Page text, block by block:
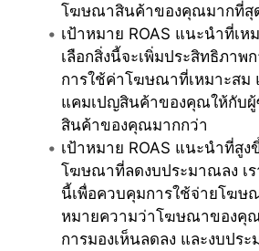
โฆษณาสินค้าของคุณมากที่สุ
เป้าหมาย ROAS แนะนำที่เห
เลือกสิ่งนี้จะเพิ่มประสิทธิภาพ
การใช้ค่าโฆษณาที่เหมาะสม
แคมเปญสินค้าของคุณให้กับ
สินค้าของคุณมากกว่า
เป้าหมาย ROAS แนะนำที่สูง
โฆษณาที่ลดงบประมาณลง เ
นี้เพื่อควบคุมการใช้จ่ายโฆษ
หมายความว่าโฆษณาของคุ
การมองเห็นลดลง และงบปร